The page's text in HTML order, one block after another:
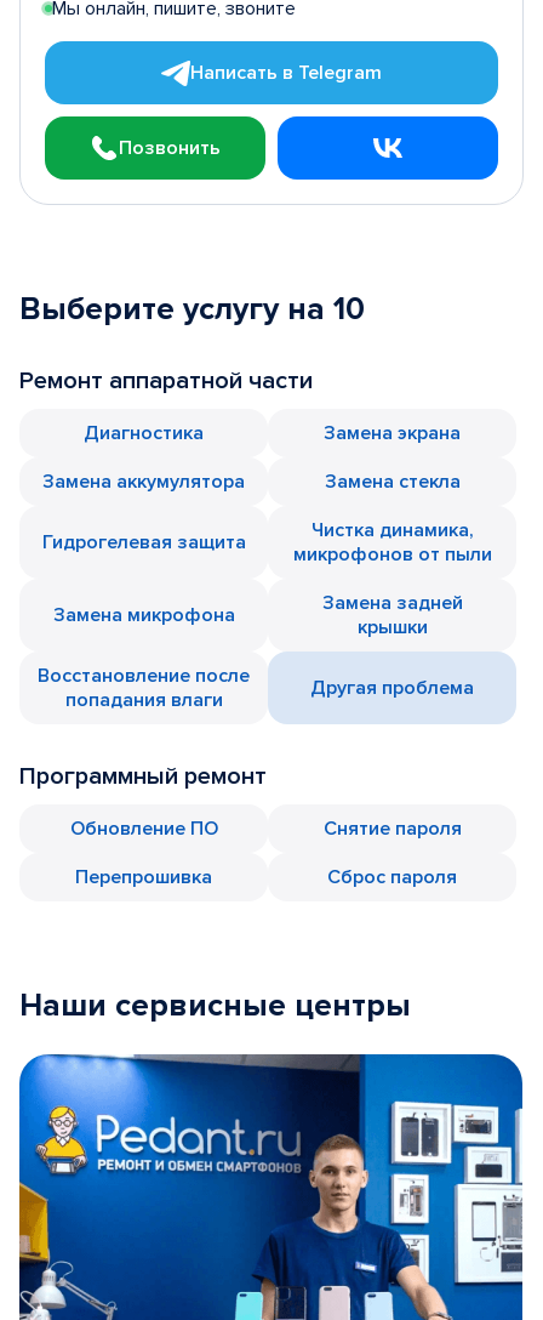
Мы онлайн, пишите, звоните
Написать в Telegram
Позвонить
Выберите услугу на 10
Ремонт аппаратной части
Диагностика
Замена экрана
Замена аккумулятора
Замена стекла
Гидрогелевая защита
Чистка динамика,
микрофонов от пыли
Замена микрофона
Замена задней
крышки
Восстановление после
попадания влаги
Другая проблема
Программный ремонт
Обновление ПО
Снятие пароля
Перепрошивка
Сброс пароля
Наши сервисные центры